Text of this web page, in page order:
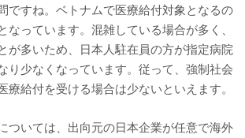
ですね。ベトナムで医療給付対象となるの
なっています。混雑している場合が多く、
が多いため、日本人駐在員の方が指定病院
り少なくなっています。従って、強制社会
療給付を受ける場合は少ないといえます。
ついては、出向元の日本企業が任意で海外